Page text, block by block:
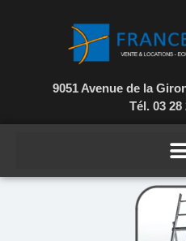
9051 Avenue de la
Tél. 03 28